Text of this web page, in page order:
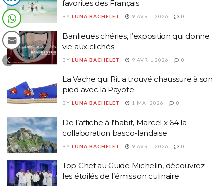
favorites des Français
BY LUNA BACHELET 9 AVRIL 2026 0
Banlieues chéries, l’exposition qui donne
vie aux clichés
BY LUNA BACHELET 9 AVRIL 2026 0
La Vache qui Rit a trouvé chaussure à son
pied avec la Payote
BY LUNA BACHELET 1 MAI 2026 0
De l’affiche à l’habit, Marcel x 64 la
collaboration basco-landaise
BY LUNA BACHELET 9 AVRIL 2026 0
Top Chef au Guide Michelin, découvrez
les étoilés de l’émission culinaire